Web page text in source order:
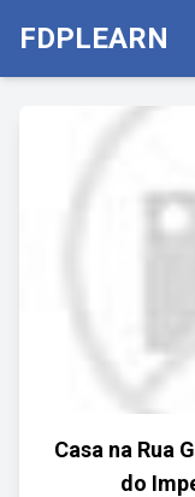
FDPLEARN
Casa na Rua
do